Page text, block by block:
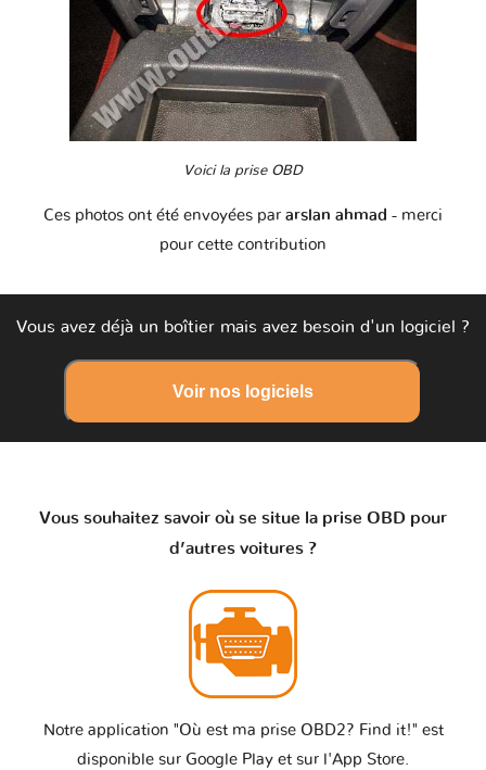
Voici la prise OBD
Ces photos ont été envoyées par arslan ahmad - merci
pour cette contribution
Vous avez déjà un boîtier mais avez besoin d'un logiciel ?
Voir nos logiciels
Vous souhaitez savoir où se situe la prise OBD pour
d’autres voitures ?
Notre application "Où est ma prise OBD2? Find it!" est
disponible sur Google Play et sur l'App Store.